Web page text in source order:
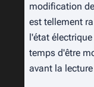
modification
est tellement
l'état
temps d'être
avant la